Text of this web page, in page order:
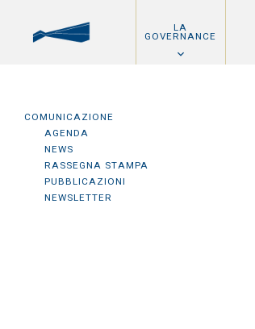
LA
GOVERNANCE
COMUNICAZIONE
AGENDA
NEWS
RASSEGNA STAMPA
PUBBLICAZIONI
NEWSLETTER